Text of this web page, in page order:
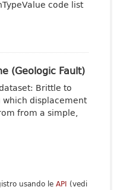
code list
(Geologic Fault)
Brittle to
displacement
from a simple,
usando le API (vedi